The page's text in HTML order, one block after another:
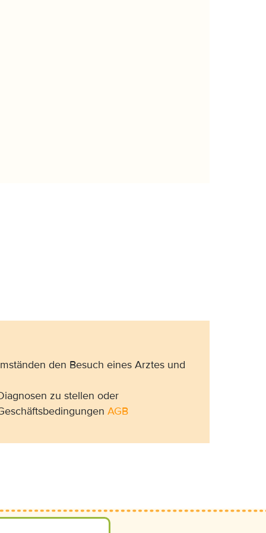
den Besuch eines Arztes und
zu stellen oder
AGB